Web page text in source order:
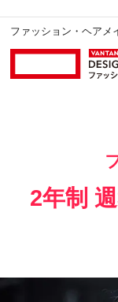
ファッション・ヘア
2年制